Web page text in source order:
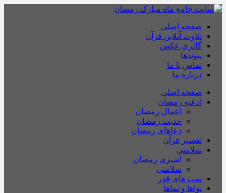
صفحه اصلی
تلاوت آنلاین قرآن
گالری عکس
پیوندها
تماس با ما
درباره ما
صفحه اصلی
ادعیه رمضان
اعمال رمضان
حدیث رمضان
دعاهای رمضان
تفسیر قرآن
سلامتی
آشپزی رمضان
سلامتی
شب های قدر
نواها و نماها